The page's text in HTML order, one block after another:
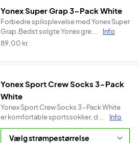
Yonex Super Grap 3-Pack White
Forbedre spiloplevelse med Yonex Super
Grap.Bedst solgte Yonex gre...
Info
89,00 kr.
Yonex Sport Crew Socks 3-Pack
White
Yonex Sport Crew Socks 3-Pack White
er komfortable sportssokker, d...
Info